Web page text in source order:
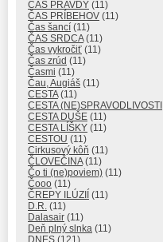
ČAS PRAVDY (11)
ČAS PRÍBEHOV (11)
Čas šancí (11)
ČAS SRDCA(11)
Čas vykročiť (11)
Čas zrúd (11)
Časmi (11)
Čau, Augiáš (11)
CESTA(11)
CESTA (NE)SPRAVODLIVOSTI
CESTA DUŠE (11)
CESTA LÍŠKY (11)
CESTOU (11)
Cirkusový kôň (11)
ČLOVEČINA(11)
Čo ti (ne)poviem) (11)
Čooo (11)
ČREPY ILÚZIÍ (11)
D.R. (11)
Dalasair (11)
Deň plný slnka (11)
DNES (121)